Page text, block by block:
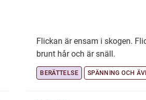
Flickan är ensam i skogen.
brunt hår och är snäll.
BERÄTTELSE SPÄNNING OCH